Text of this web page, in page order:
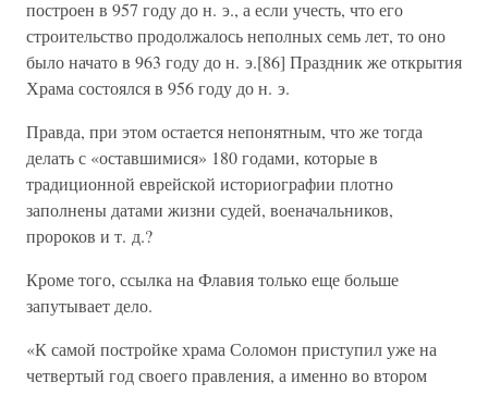
построен в 957 году до н. э., а если учесть, что его
строительство продолжалось неполных семь лет, то оно
было начато в 963 году до н. э.[86] Праздник же открытия
Храма состоялся в 956 году до н. э.
Правда, при этом остается непонятным, что же тогда
делать с «оставшимися» 180 годами, которые в
традиционной еврейской историографии плотно
заполнены датами жизни судей, военачальников,
пророков и т. д.?
Кроме того, ссылка на Флавия только еще больше
запутывает дело.
«К самой постройке храма Соломон приступил уже на
четвертый год своего правления, а именно во втором